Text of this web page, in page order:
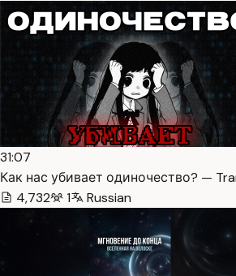
31:07
Как нас убивает одиночество? —
4,732
1 Russian